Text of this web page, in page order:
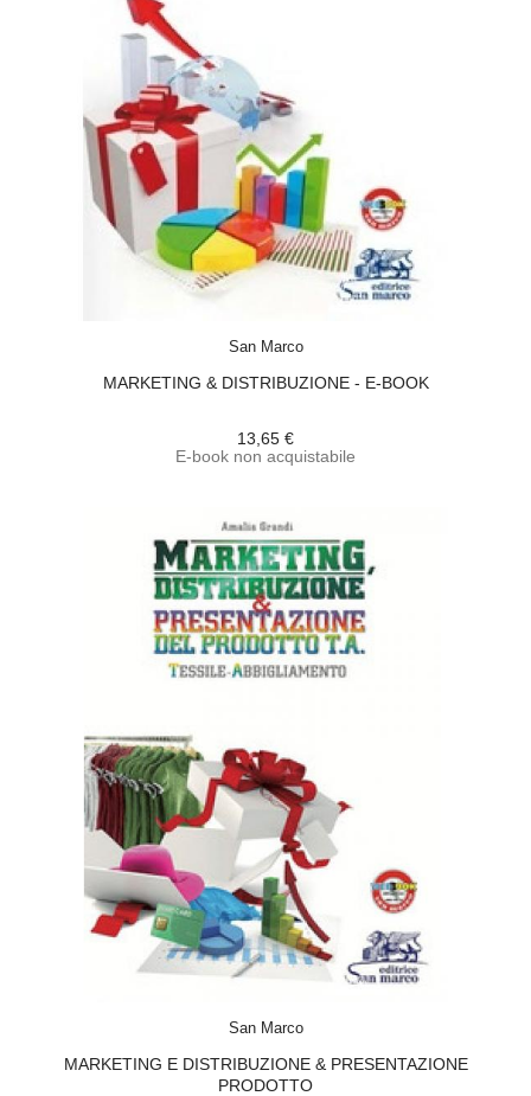
San Marco
MARKETING & DISTRIBUZIONE - E-BOOK
13,65 €
E-book non acquistabile
San Marco
MARKETING E DISTRIBUZIONE & PRESENTAZIONE
PRODOTTO